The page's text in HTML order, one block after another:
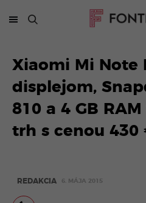
Xiaomi Mi Note
displejom,
810 a 4 GB
trh s cenou 430
REDAKCIA 6. MÁJA 2015